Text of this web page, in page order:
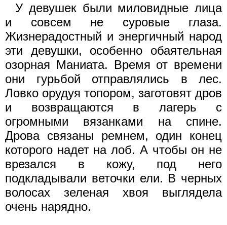
У девушек были миловидные лица
и совсем не суровые глаза.
Жизнерадостный и энергичный народ
эти девушки, особенно обаятельная
озорная Маниата. Время от времени
они гурьбой отправлялись в лес.
Ловко орудуя топором, заготовят дров
и возвращаются в лагерь с
огромными вязанками на спине.
Дрова связаны ремнем, один конец
которого надет на лоб. А чтобы он не
врезался в кожу, под него
подкладывали веточки ели. В черных
волосах зеленая хвоя выглядела
очень нарядно.